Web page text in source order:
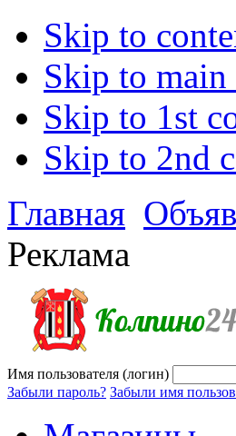
Skip to
Skip to
Skip to 1st
Skip to 2nd
Главная
Реклама
Имя пользователя (логин)
Забыли пароль? Забыли имя